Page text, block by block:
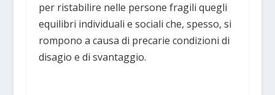
per ristabilire nelle persone fragili quegli
equilibri individuali e sociali che, spesso, si
rompono a causa di precarie condizioni di
disagio e di svantaggio.